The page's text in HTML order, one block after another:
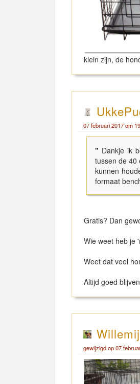
klein zijn, de
07 februari 2017 om
" Dankje ik
tussen de 40
kunnen
formaat
Gratis? Dan
Wie weet heb je
Weet dat veel
Altijd goed
gewijzigd op 07